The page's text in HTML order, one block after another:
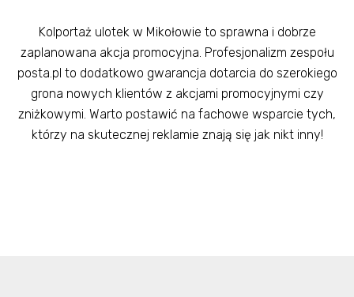
Kolportaż ulotek w Mikołowie to sprawna i dobrze
zaplanowana akcja promocyjna. Profesjonalizm zespołu
posta.pl to dodatkowo gwarancja dotarcia do szerokiego
grona nowych klientów z akcjami promocyjnymi czy
zniżkowymi. Warto postawić na fachowe wsparcie tych,
którzy na skutecznej reklamie znają się jak nikt inny!